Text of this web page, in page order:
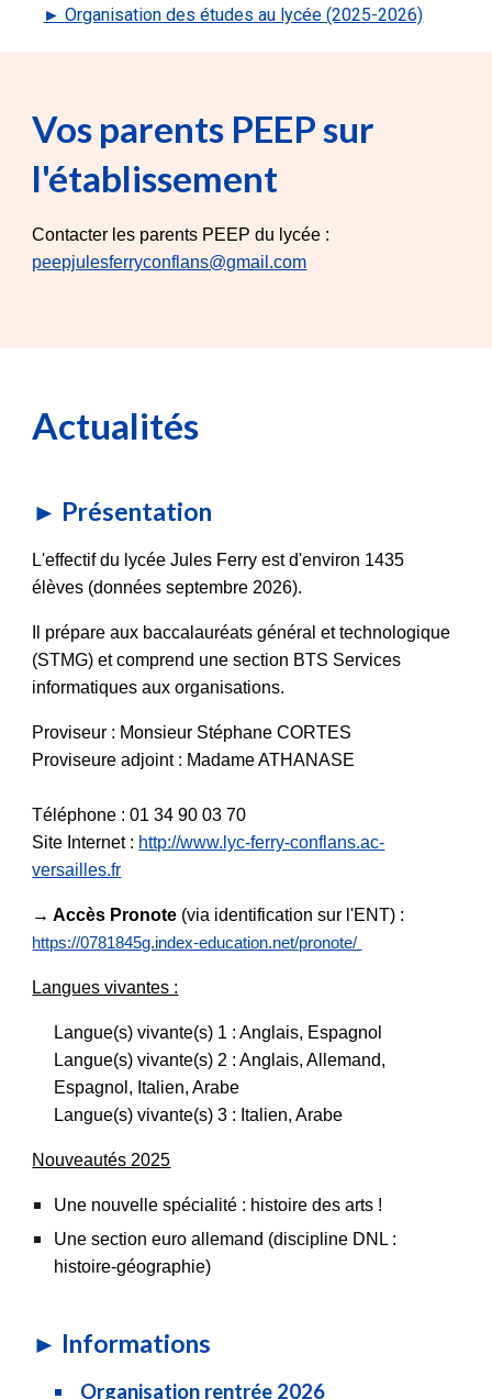
► Organisation des études au lycée (2025-2026)
Vos parents PEEP sur
l'établissement
Contacter les parents PEEP du lycée :
peepjulesferryconflans@gmail.com
Actualités
► Présentation
L'effectif du lycée Jules Ferry est d'environ 1435
élèves (données septembre 2026).
Il prépare aux baccalauréats général et technologique
(STMG) et comprend une section BTS Services
informatiques aux organisations.
Proviseur : Monsieur Stéphane CORTES
Proviseure adjoint : Madame ATHANASE
Téléphone : 01 34 90 03 70
Site Internet : http://www.lyc-ferry-conflans.ac-
versailles.fr
→ Accès Pronote (via identification sur l'ENT) :
https://0781845g.index-education.net/pronote/
Langues vivantes :
Langue(s) vivante(s) 1 : Anglais, Espagnol
Langue(s) vivante(s) 2 : Anglais, Allemand,
Espagnol, Italien, Arabe
Langue(s) vivante(s) 3 : Italien, Arabe
Nouveautés 2025
Une nouvelle spécialité : histoire des arts !
Une section euro allemand (discipline DNL :
histoire-géographie)
► Informations
Organisation rentrée 2026